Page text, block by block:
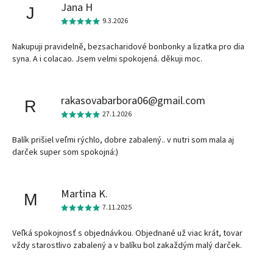
J Jana H
9.3.2026
Nakupuji pravidelně, bezsacharidové bonbonky a lizatka pro dia
syna. A i colacao. Jsem velmi spokojená. děkuji moc.
R rakasovabarbora06@gmail.com
27.1.2026
Balík prišiel veľmi rýchlo, dobre zabalený.. v nutri som mala aj
darček super som spokojná:)
M Martina K.
7.11.2025
Veľká spokojnosť s objednávkou. Objednané už viac krát, tovar
vždy starostlivo zabalený a v balíku bol zakaždým malý darček.